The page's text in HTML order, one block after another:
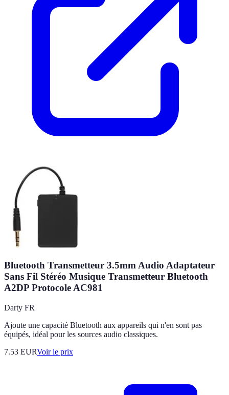
Bluetooth Transmetteur 3.5mm Audio Adaptateur
Sans Fil Stéréo Musique Transmetteur Bluetooth
A2DP Protocole AC981
Darty FR
Ajoute une capacité Bluetooth aux appareils qui n'en sont pas
équipés, idéal pour les sources audio classiques.
7.53 EURVoir le prix